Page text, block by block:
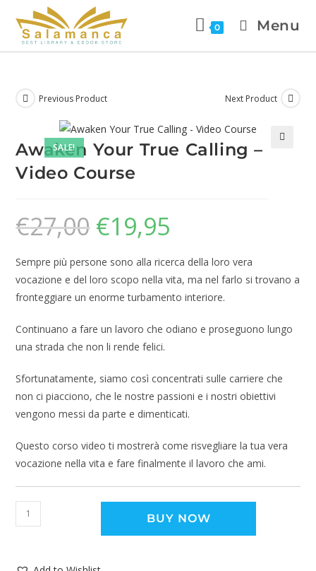
0 Menu
SALE!
Previous Product Next Product
Awaken Your True Calling –
Video Course
€27,00 €19,95
Sempre più persone sono alla ricerca della loro vera
vocazione e del loro scopo nella vita, ma nel farlo si trovano a
fronteggiare un enorme turbamento interiore.
Continuano a fare un lavoro che odiano e proseguono lungo
una strada che non li rende felici.
Sfortunatamente, siamo così concentrati sulle carriere che
non ci piacciono, che le nostre passioni e i nostri obiettivi
vengono messi da parte e dimenticati.
Questo corso video ti mostrerà come risvegliare la tua vera
vocazione nella vita e fare finalmente il lavoro che ami.
BUY NOW